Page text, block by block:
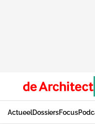
ActueelDossiersFocus